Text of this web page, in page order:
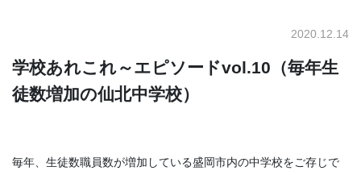
2020.12.14
学校あれこれ～エピソードvol.10（毎年生
徒数増加の仙北中学校）
毎年、生徒数職員数が増加している盛岡市内の中学校をご存じで